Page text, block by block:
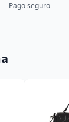
Pago seguro